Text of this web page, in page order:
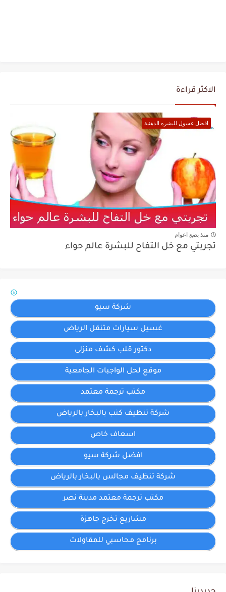
الاكثر قراءة
افضل غسول للبشره الدهنية
منذ بضع اعوام
تجربتي مع خل التفاح للبشرة عالم حواء
شركة سيو
غسيل سيارات متنقل الرياض
دكتور قلب كشف منزلى
موقع لحل الواجبات الجامعية
مكتب ترجمة معتمد
شركة تنظيف كنب بالبخار بالرياض
اسعاف خاص
افضل شركة سيو
شركة تنظيف مجالس بالبخار بالرياض
مكتب ترجمة معتمد مدينة نصر
مشاريع تخرج جاهزة
برنامج محاسبي للمقاولات